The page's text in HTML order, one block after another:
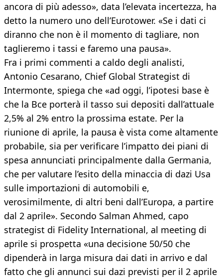
ancora di più adesso», data l’elevata incertezza, ha
detto la numero uno dell’Eurotower. «Se i dati ci
diranno che non è il momento di tagliare, non
taglieremo i tassi e faremo una pausa».
Fra i primi commenti a caldo degli analisti,
Antonio Cesarano, Chief Global Strategist di
Intermonte, spiega che «ad oggi, l’ipotesi base è
che la Bce porterà il tasso sui depositi dall’attuale
2,5% al 2% entro la prossima estate. Per la
riunione di aprile, la pausa è vista come altamente
probabile, sia per verificare l’impatto dei piani di
spesa annunciati principalmente dalla Germania,
che per valutare l’esito della minaccia di dazi Usa
sulle importazioni di automobili e,
verosimilmente, di altri beni dall’Europa, a partire
dal 2 aprile». Secondo Salman Ahmed, capo
strategist di Fidelity International, al meeting di
aprile si prospetta «una decisione 50/50 che
dipenderà in larga misura dai dati in arrivo e dal
fatto che gli annunci sui dazi previsti per il 2 aprile